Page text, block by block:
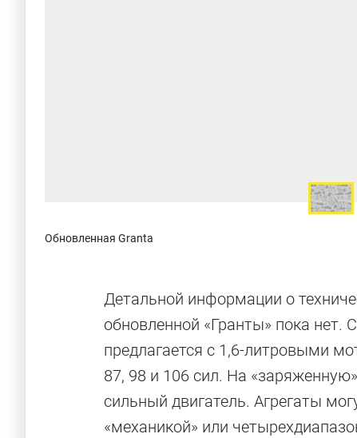
Обновленная Granta
Детальной информации о
обновленной «Гранты» пока нет.
предлагается с 1,6-литровыми
87, 98 и 106 сил. На
сильный двигатель. Агрегаты
«механикой» или